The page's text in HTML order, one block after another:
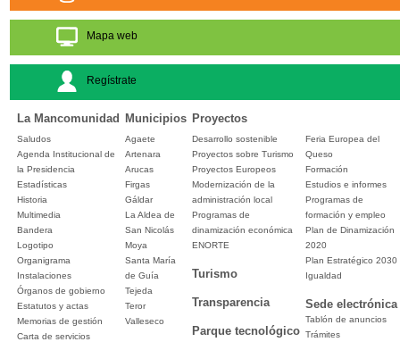
Mapa web
Regístrate
La Mancomunidad Municipios Proyectos
Saludos
Agenda Institucional de
la Presidencia
Estadísticas
Historia
Multimedia
Bandera
Logotipo
Organigrama
Instalaciones
Órganos de gobierno
Estatutos y actas
Memorias de gestión
Carta de servicios
Agaete
Artenara
Arucas
Firgas
Gáldar
La Aldea de
San Nicolás
Moya
Santa María
de Guía
Tejeda
Teror
Valleseco
Desarrollo sostenible
Proyectos sobre Turismo
Proyectos Europeos
Modernización de la
administración local
Programas de
dinamización económica
ENORTE
Turismo
Transparencia
Parque tecnológico
Feria Europea del
Queso
Formación
Estudios e informes
Programas de
formación y empleo
Plan de Dinamización
2020
Plan Estratégico 2030
Igualdad
Sede electrónica
Tablón de anuncios
Trámites